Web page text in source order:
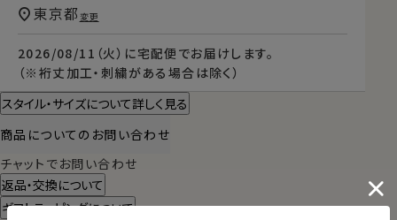
2026/08/11（火） に宅配便 でお届けします。
（※裄丈加工・刺繍がある場合は除く）
東京都 変更
スタイル・サイズについて詳しく見る
商品についてのお問い合わせ
チャットでお問い合わせ
返品・交換について
ギフトラッピングについて